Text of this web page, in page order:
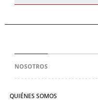
NOSOTROS
QUIÉNES SOMOS